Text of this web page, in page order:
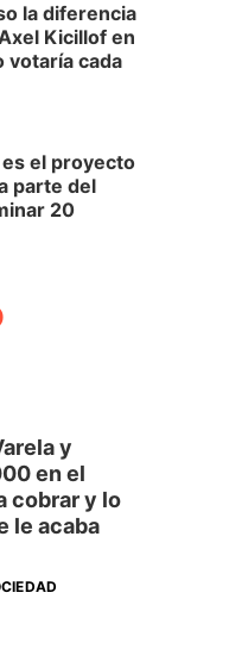
la diferencia
Kicillof en
votaría cada
el proyecto
parte del
20
y
en el
cobrar y lo
le acaba